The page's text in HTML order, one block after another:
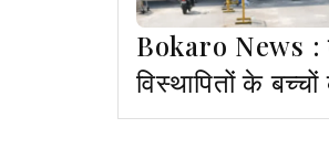
Bokaro News :
विस्थापितों के
छात्रवृत्ति